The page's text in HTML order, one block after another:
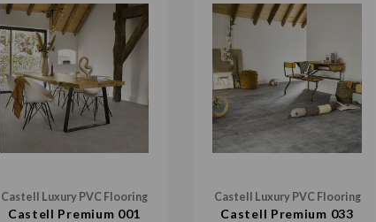
Castell Luxury PVC Flooring
Castell Premium 001
Castell Luxury PVC Flooring
Castell Premium 033